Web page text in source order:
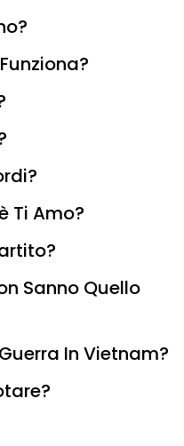
Ti Amo?
Sanno Quello
In Vietnam?